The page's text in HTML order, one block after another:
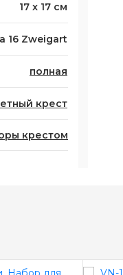
17 x 17 см
16 Zweigart
полная
крест
крестом